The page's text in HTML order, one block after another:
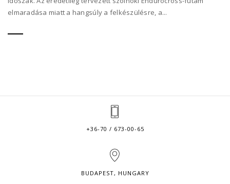
elmaradása miatt a hangsúly a felkészülésre, a...
+36-70 / 673-00-65
BUDAPEST, HUNGARY